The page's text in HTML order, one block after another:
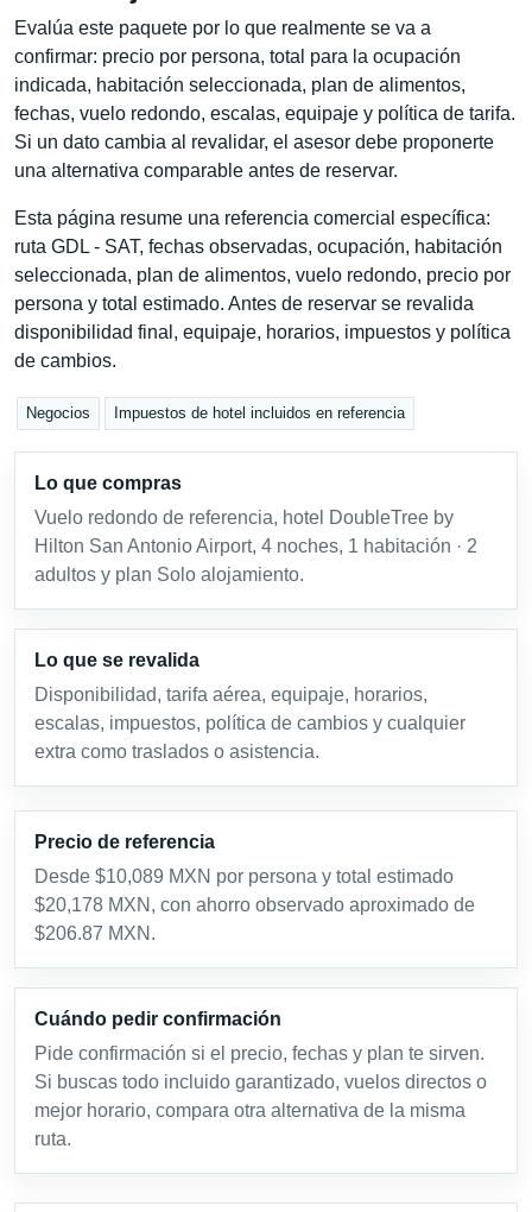
Evalúa este paquete por lo que realmente se va a
confirmar: precio por persona, total para la ocupación
indicada, habitación seleccionada, plan de alimentos,
fechas, vuelo redondo, escalas, equipaje y política de tarifa.
Si un dato cambia al revalidar, el asesor debe proponerte
una alternativa comparable antes de reservar.
Esta página resume una referencia comercial específica:
ruta GDL - SAT, fechas observadas, ocupación, habitación
seleccionada, plan de alimentos, vuelo redondo, precio por
persona y total estimado. Antes de reservar se revalida
disponibilidad final, equipaje, horarios, impuestos y política
de cambios.
Negocios Impuestos de hotel incluidos en referencia
Lo que compras
Vuelo redondo de referencia, hotel DoubleTree by
Hilton San Antonio Airport, 4 noches, 1 habitación · 2
adultos y plan Solo alojamiento.
Lo que se revalida
Disponibilidad, tarifa aérea, equipaje, horarios,
escalas, impuestos, política de cambios y cualquier
extra como traslados o asistencia.
Precio de referencia
Desde $10,089 MXN por persona y total estimado
$20,178 MXN, con ahorro observado aproximado de
$206.87 MXN.
Cuándo pedir confirmación
Pide confirmación si el precio, fechas y plan te sirven.
Si buscas todo incluido garantizado, vuelos directos o
mejor horario, compara otra alternativa de la misma
ruta.